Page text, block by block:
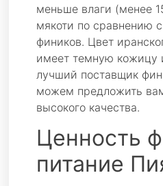
меньше влаги (менее
мякоти по сравнению
фиников. Цвет
имеет темную кожицу
лучший поставщик
можем предложить
высокого качества.
Ценность
питание